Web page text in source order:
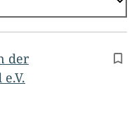
der